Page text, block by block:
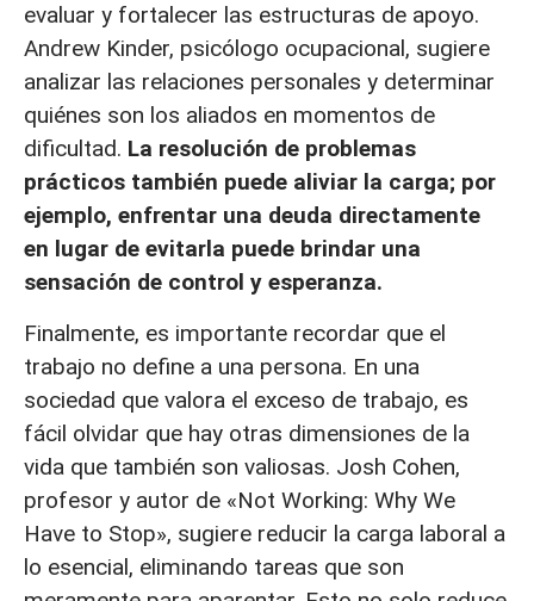
evaluar y fortalecer las estructuras de apoyo.
Andrew Kinder, psicólogo ocupacional, sugiere
analizar las relaciones personales y determinar
quiénes son los aliados en momentos de
dificultad. La resolución de problemas
prácticos también puede aliviar la carga; por
ejemplo, enfrentar una deuda directamente
en lugar de evitarla puede brindar una
sensación de control y esperanza.
Finalmente, es importante recordar que el
trabajo no define a una persona. En una
sociedad que valora el exceso de trabajo, es
fácil olvidar que hay otras dimensiones de la
vida que también son valiosas. Josh Cohen,
profesor y autor de «Not Working: Why We
Have to Stop», sugiere reducir la carga laboral a
lo esencial, eliminando tareas que son